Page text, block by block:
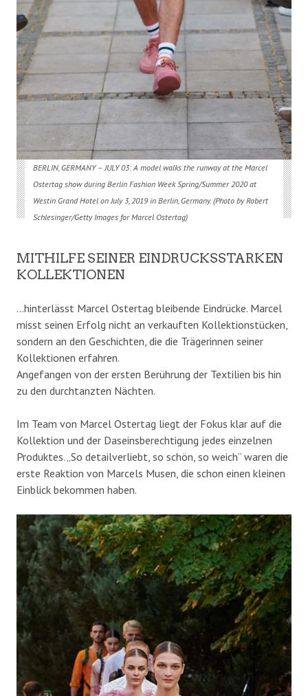
BERLIN, GERMANY –JULY 03: A model walks the runway at the Marcel
Ostertag show during Berlin Fashion Week Spring/Summer 2020 at
Westin Grand Hotel on July 3, 2019 in Berlin, Germany. (Photo by Robert
Schlesinger/Getty Images for Marcel Ostertag)
MITHILFE SEINER EINDRUCKSSTARKEN
KOLLEKTIONEN
…hinterlässt Marcel Ostertag bleibende Eindrücke. Marcel
misst seinen Erfolg nicht an verkauften Kollektionstücken,
sondern an den Geschichten, die die Trägerinnen seiner
Kollektionen erfahren.
Angefangen von der ersten Berührung der Textilien bis hin
zu den durchtanzten Nächten.
Im Team von Marcel Ostertag liegt der Fokus klar auf die
Kollektion und der Daseinsberechtigung jedes einzelnen
Produktes. „So detailverliebt, so schön, so weich“ waren die
erste Reaktion von Marcels Musen, die schon einen kleinen
Einblick bekommen haben.